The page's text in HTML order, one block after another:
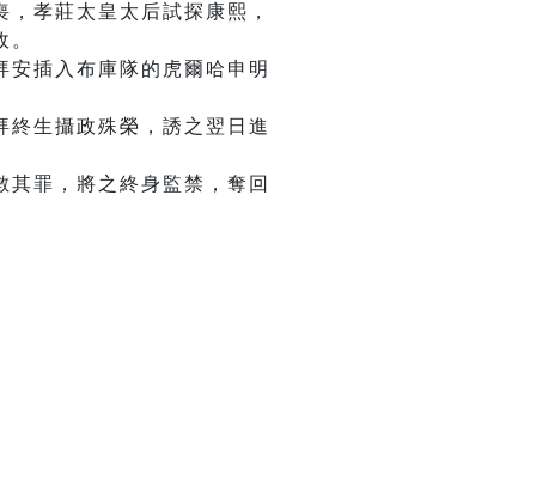
孝莊太皇太后試探康熙，
插入布庫隊的虎爾哈申明
終生攝政殊榮，誘之翌日進
罪，將之終身監禁，奪回